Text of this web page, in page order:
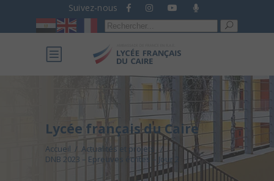
Suivez-nous
Recherche
pour :
Lycée français du Caire
Accueil / Actualités et projets
/
DNB 2023 – Epreuves écrites – Jour 2